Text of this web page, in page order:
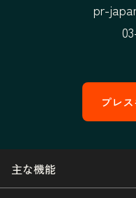
pr-
プレ
主な機能